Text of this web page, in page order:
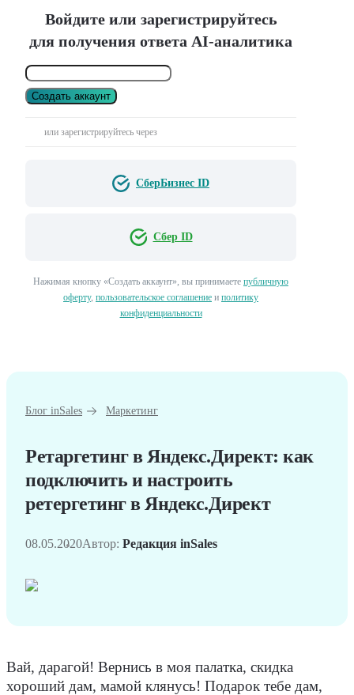
Войдите или зарегистрируйтесь
для получения ответа AI-аналитика
Создать аккаунт
или зарегистрируйтесь через
СберБизнес ID
Сбер ID
Нажимая кнопку «Создать аккаунт», вы принимаете публичную
оферту, пользовательское соглашение и политику
конфиденциальности
Блог inSales Маркетинг
Ретаргетинг в Яндекс.Директ: как
подключить и настроить
ретергетинг в Яндекс.Директ
08.05.2020Автор: Редакция inSales
Вай, дарагой! Вернись в моя палатка, скидка
хороший дам, мамой клянусь! Подарок тебе дам,